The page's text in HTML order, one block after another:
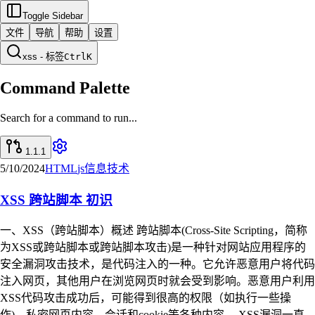
Toggle Sidebar
文件
导航 帮助 设置
xss - 标签CtrlK
Command Palette
Search for a command to run...
1.1.1
5/10/2024HTMLjs信息技术
XSS 跨站脚本 初识
一、XSS（跨站脚本）概述 跨站脚本(Cross-Site Scripting，简称
为XSS或跨站脚本或跨站脚本攻击)是一种针对网站应用程序的
安全漏洞攻击技术，是代码注入的一种。它允许恶意用户将代码
注入网页，其他用户在浏览网页时就会受到影响。恶意用户利用
XSS代码攻击成功后，可能得到很高的权限（如执行一些操